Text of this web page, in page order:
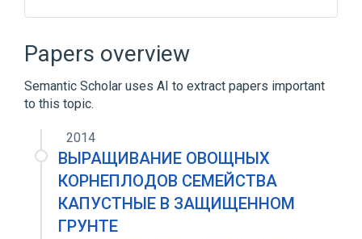
Chemical procedure
Plas
SCnc
Expand
Papers overview
Semantic Scholar uses AI to extract papers important
to this topic.
2014
ВЫРАЩИВАНИЕ ОВОЩНЫХ
КОРНЕПЛОДОВ СЕМЕЙСТВА
КАПУСТНЫЕ В ЗАЩИЩЕННОМ
ГРУНТЕ